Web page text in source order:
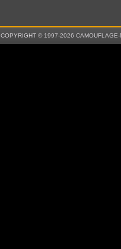
COPYRIGHT © 1997-2026 CAMOUFLAGE-